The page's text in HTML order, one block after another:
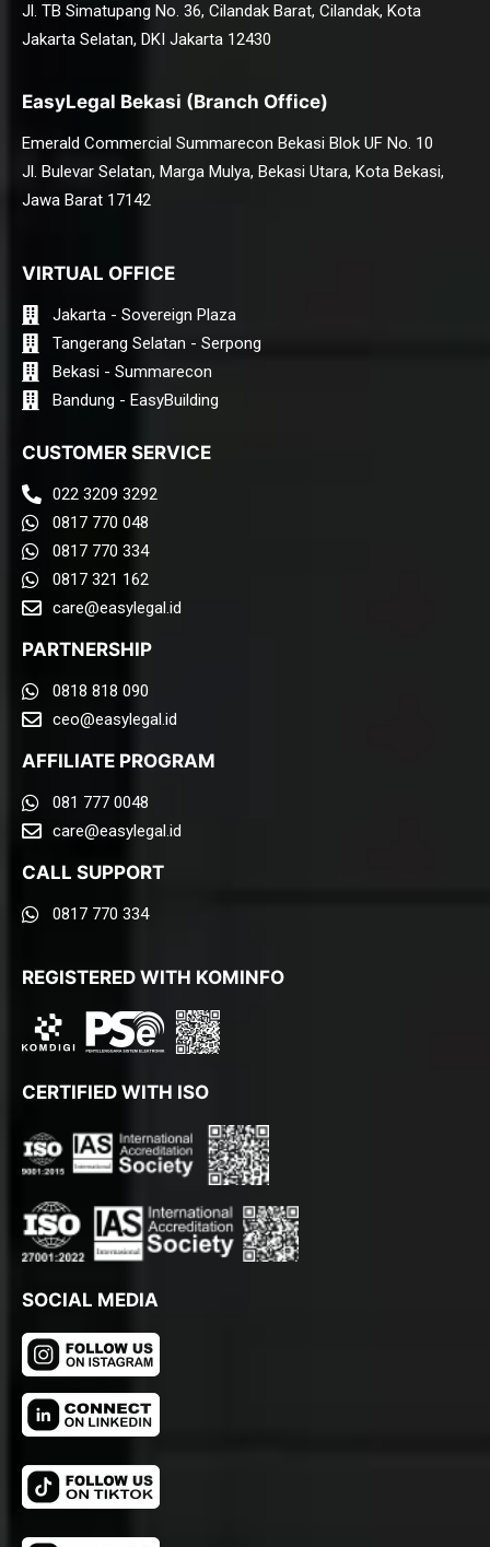
Jl. TB Simatupang No. 36, Cilandak Barat, Cilandak, Kota
Jakarta Selatan, DKI Jakarta 12430
EasyLegal Bekasi (Branch Office)
Emerald Commercial Summarecon Bekasi Blok UF No. 10
Jl. Bulevar Selatan, Marga Mulya, Bekasi Utara, Kota Bekasi,
Jawa Barat 17142
VIRTUAL OFFICE
Jakarta - Sovereign Plaza
Tangerang Selatan - Serpong
Bekasi - Summarecon
Bandung - EasyBuilding
CUSTOMER SERVICE
022 3209 3292
0817 770 048
0817 770 334
0817 321 162
care@easylegal.id​
PARTNERSHIP
0818 818 090
ceo@easylegal.id
AFFILIATE PROGRAM
081 777 0048
care@easylegal.id​
CALL SUPPORT
0817 770 334
REGISTERED WITH KOMINFO
CERTIFIED WITH ISO
SOCIAL MEDIA